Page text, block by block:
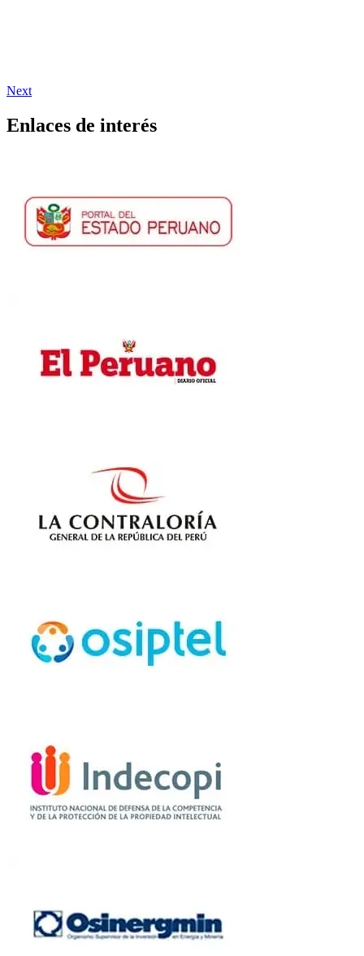
Next
Enlaces de interés